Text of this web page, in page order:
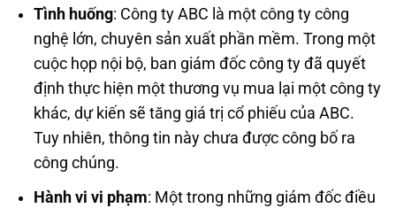
Tình huống: Công ty ABC là một công ty công
nghệ lớn, chuyên sản xuất phần mềm. Trong một
cuộc họp nội bộ, ban giám đốc công ty đã quyết
định thực hiện một thương vụ mua lại một công ty
khác, dự kiến sẽ tăng giá trị cổ phiếu của ABC.
Tuy nhiên, thông tin này chưa được công bố ra
công chúng.
Hành vi vi phạm: Một trong những giám đốc điều